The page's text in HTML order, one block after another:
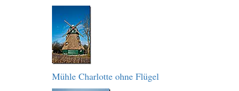
Mühle Charlotte ohne Flügel